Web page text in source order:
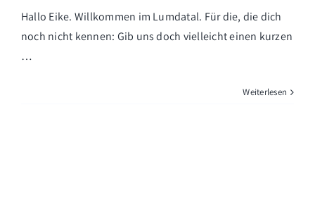
Hallo Eike. Willkommen im Lumdatal. Für die, die dich
noch nicht kennen: Gib uns doch vielleicht einen kurzen
…
Weiterlesen